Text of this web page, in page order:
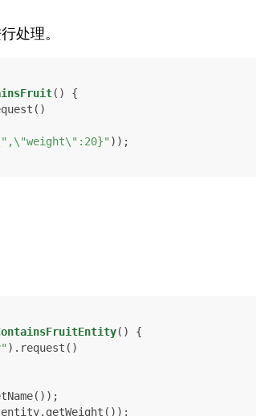
处理。
()
{
));
()
{
).request()